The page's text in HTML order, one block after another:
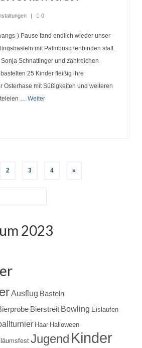
| 0
) Pause fand endlich wieder unser
mit Palmbuschenbinden statt.
Schnattinger und zahlreichen
25 Kinder fleißig ihre
Osterhase mit Süßigkeiten und weiteren
… Weiter
2 3 4 »
2023
Ausflug Basteln
Bierstreit Bowling Eislaufen
Haar Halloween
Jugend Kinder